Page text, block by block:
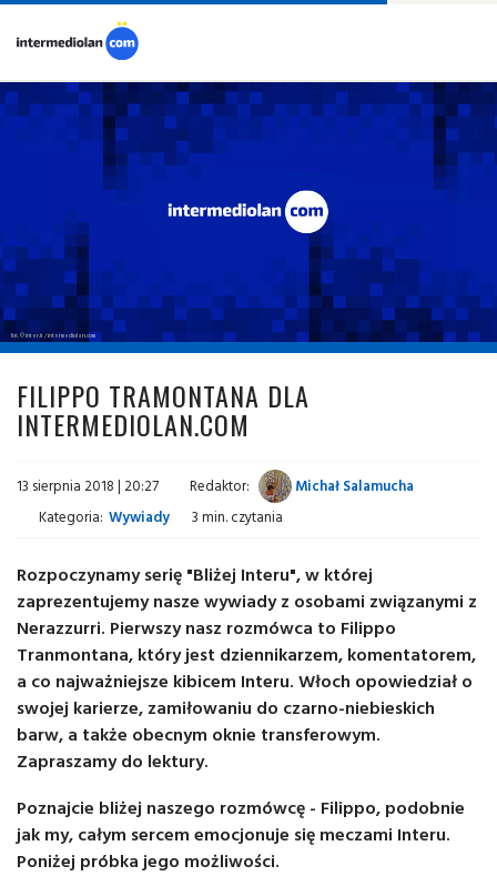
fot. © inter.it / intermediolan.com
FILIPPO TRAMONTANA DLA
INTERMEDIOLAN.COM
13 sierpnia 2018 | 20:27 Redaktor:
Michał Salamucha
Kategoria: Wywiady 3 min. czytania
Rozpoczynamy serię "Bliżej Interu", w której
zaprezentujemy nasze wywiady z osobami związanymi z
Nerazzurri. Pierwszy nasz rozmówca to Filippo
Tranmontana, który jest dziennikarzem, komentatorem,
a co najważniejsze kibicem Interu. Włoch opowiedział o
swojej karierze, zamiłowaniu do czarno-niebieskich
barw, a także obecnym oknie transferowym.
Zapraszamy do lektury.
Poznajcie bliżej naszego rozmówcę - Filippo, podobnie
jak my, całym sercem emocjonuje się meczami Interu.
Poniżej próbka jego możliwości.